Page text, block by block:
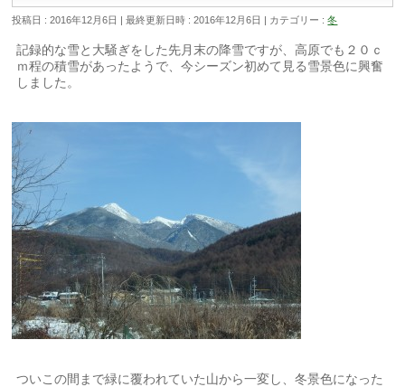
投稿日 : 2016年12月6日 最終更新日時 : 2016年12月6日 カテゴリー :冬
記録的な雪と大騒ぎをした先月末の降雪ですが、高原でも２０ｃ
ｍ程の積雪があったようで、今シーズン初めて見る雪景色に興奮
しました。
ついこの間まで緑に覆われていた山から一変し、冬景色になった